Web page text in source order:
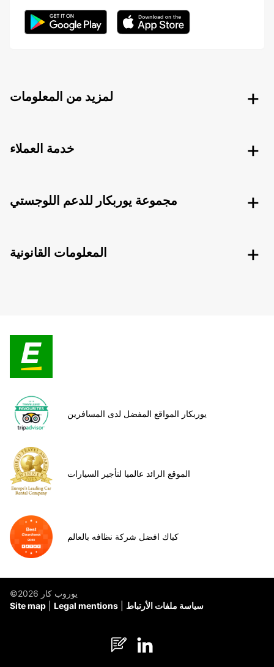
لمزيد من المعلومات
خدمة العملاء
مجموعة يوربكار للدعم اللوجستي
المعلومات القانونية
يوربكار المواقع المفضل لدى المسافرين
الموقع الرائد عالميا لتأجير السيارات
كياك افضل شركة نظافه بالعالم
©يوروب كار 2026
Site map
Legal mentions سياسة ملفات الأرتباط